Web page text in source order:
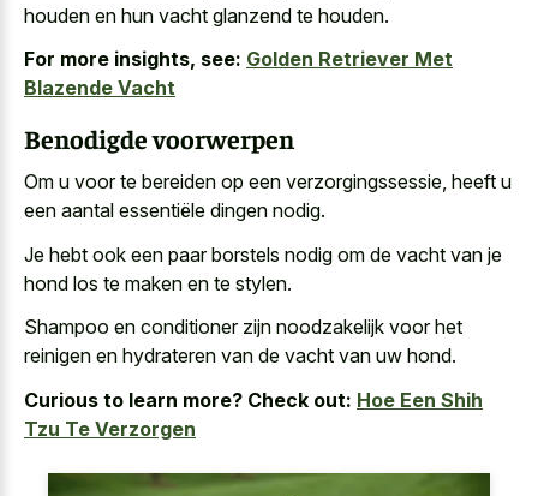
houden en hun vacht glanzend te houden.
For more insights, see: Golden Retriever Met
Blazende Vacht
Benodigde voorwerpen
Om u voor te bereiden op een verzorgingssessie, heeft u
een aantal essentiële dingen nodig.
Je hebt ook een paar borstels nodig om de vacht van je
hond los te maken en te stylen.
Shampoo en conditioner zijn noodzakelijk voor het
reinigen en hydrateren van de vacht van uw hond.
Curious to learn more? Check out: Hoe Een Shih
Tzu Te Verzorgen